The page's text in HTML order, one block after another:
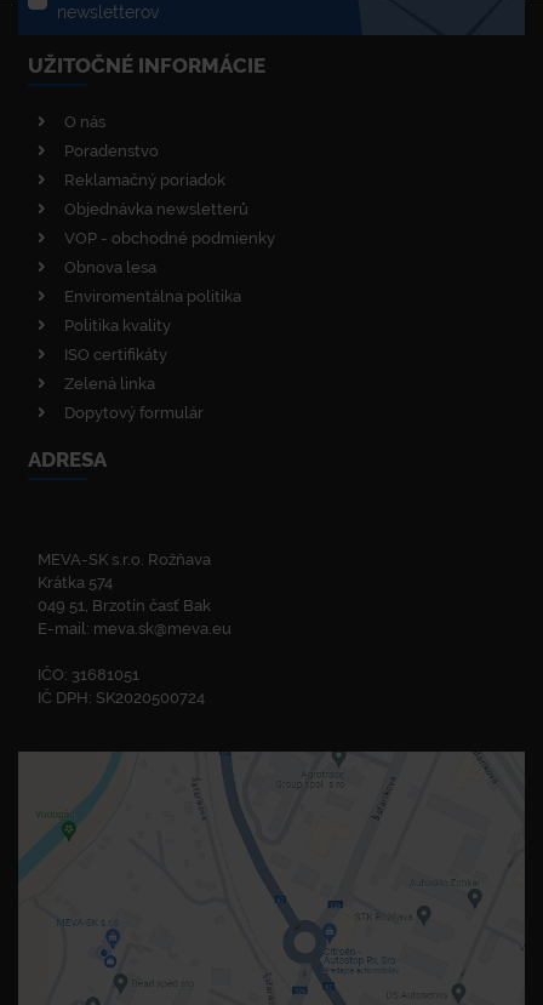
newsletterov
UŽITOČNÉ INFORMÁCIE
O nás
Poradenstvo
Reklamačný poriadok
Objednávka newsletterů
VOP - obchodné podmienky
Obnova lesa
Enviromentálna politika
Politika kvality
ISO certifikáty
Zelená linka
Dopytový formulár
ADRESA
MEVA-SK s.r.o. Rožňava
Krátka 574
049 51, Brzotín časť Bak
E-mail: meva.sk@meva.eu
IČO: 31681051
IČ DPH: SK2020500724